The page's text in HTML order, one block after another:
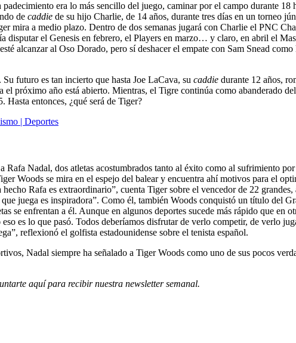
era lo más sencillo del juego, caminar por el campo durante
de caddie de su hijo Charlie, de 14 años, durante tres días en un torneo
mira a medio plazo. Dentro de dos semanas jugará con Charlie el PNC
disputar el Genesis en febrero, el Players en marzo… y claro, en abril el
alcanzar al Oso Dorado, pero sí deshacer el empate con Sam Snead
futuro es tan incierto que hasta Joe LaCava, su caddie durante 12 años,
el próximo año está abierto. Mientras, el Tigre continúa como abanderado
Hasta entonces, ¿qué será de Tiger?
| Deportes
Nadal, dos atletas acostumbrados tanto al éxito como al sufrimiento
Woods se mira en el espejo del balear y encuentra ahí motivos para el
Rafa es extraordinario”, cuenta Tiger sobre el vencedor de 22
juega es inspiradora”. Como él, también Woods conquistó un título del
se enfrentan a él. Aunque en algunos deportes sucede más rápido que en
es lo que pasó. Todos deberíamos disfrutar de verlo competir, de verlo
reflexionó el golfista estadounidense sobre el tenista español.
Nadal siempre ha señalado a Tiger Woods como uno de sus pocos
aquí para recibirnuestra newsletter semanal.